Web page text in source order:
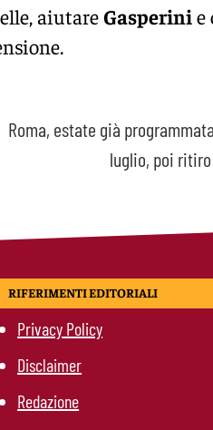
aiutareGasperinie
Roma, estate già
luglio, poi ritiro
RIFERIMENTI EDITORIALI
Privacy Policy
Disclaimer
Redazione